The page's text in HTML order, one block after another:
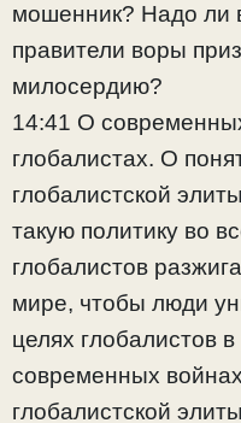
мошенник? Надо ли
правители воры
милосердию?
14:41 О
глобалистах. О
глобалистской
такую политику во
глобалистов
мире, чтобы люди
целях глобалистов
современных
глобалистской